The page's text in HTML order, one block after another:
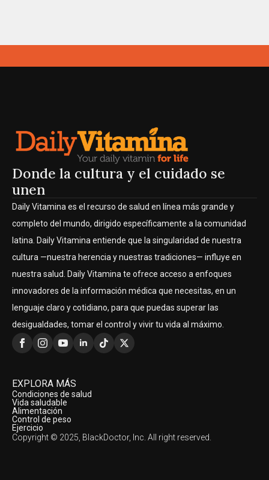
Donde la cultura y el cuidado se
unen
Daily Vitamina es el recurso de salud en línea más grande y
completo del mundo, dirigido específicamente a la comunidad
latina. Daily Vitamina entiende que la singularidad de nuestra
cultura —nuestra herencia y nuestras tradiciones— influye en
nuestra salud. Daily Vitamina te ofrece acceso a enfoques
innovadores de la información médica que necesitas, en un
lenguaje claro y cotidiano, para que puedas superar las
desigualdades, tomar el control y vivir tu vida al máximo.
EXPLORA MÁS
Condiciones de salud
Vida saludable
Alimentación
Control de peso
Ejercicio
Copyright © 2025, BlackDoctor, Inc. All right reserved.